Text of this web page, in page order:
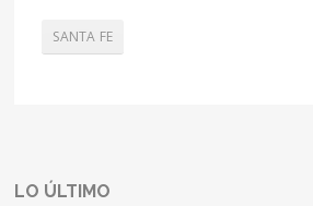
SANTA FE
LO ÚLTIMO